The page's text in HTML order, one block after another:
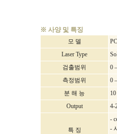
※ 사양 및 특징
모 델
Laser Type
검출범위
0
측정범위
0
분 해 능
Output
4-
특 징
-
-